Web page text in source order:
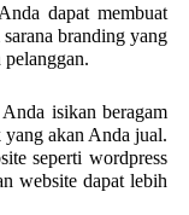
dapat membuat
branding yang
isikan beragam
akan Anda jual.
seperti wordpress
website dapat lebih